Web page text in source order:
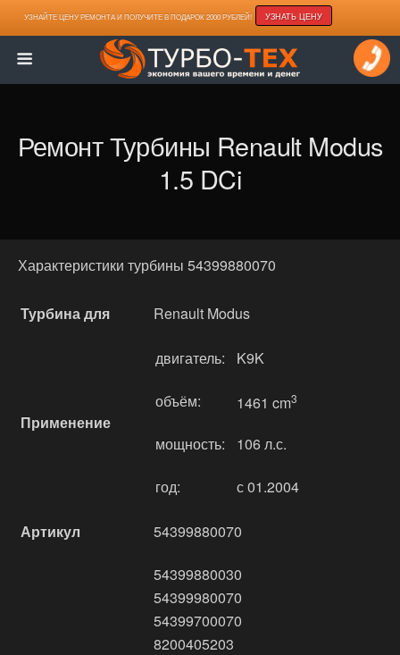
УЗНАЙТЕ ЦЕНУ РЕМОНТА И ПОЛУЧИТЕ В ПОДАРОК 2000 РУБЛЕЙ! УЗНАТЬ ЦЕНУ
Ремонт Турбины Renault Modus
1.5 DCi
Характеристики турбины 54399880070
Турбина для Renault Modus
Применение
двигатель: K9K
объём: 1461 cm3
мощность: 106 л.с.
год: с 01.2004
Артикул 54399880070
54399880030
54399980070
54399700070
8200405203